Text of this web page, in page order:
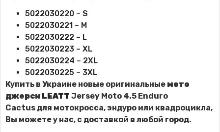
5022030220 – S
5022030221 – M
5022030222 – L
5022030223 – XL
5022030224 – 2XL
5022030225 – 3XL
Купить в Украине новые оригинальные мото
джерси LEATT Jersey Moto 4.5 Enduro
Cactus для мотокросса, эндуро или квадроцикла,
Вы можете у нас, с доставкой в любой город.